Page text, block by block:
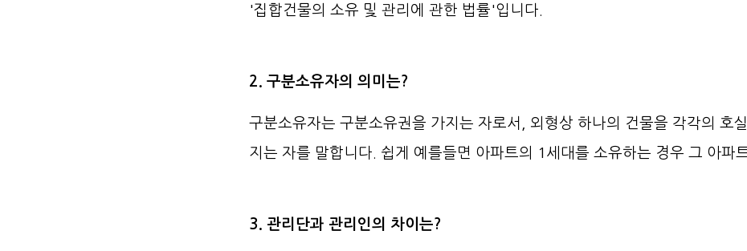
'집합건물의 소유 및 관리에 관한 법률'입니다.
2. 구분소유자의 의미는?
구분소유자는 구분소유권을 가지는 자로서, 외형상 하나의 건물을 각각의 호
지는 자를 말합니다. 쉽게 예를들면 아파트의 1세대를 소유하는 경우 그 아파
3. 관리단과 관리인의 차이는?